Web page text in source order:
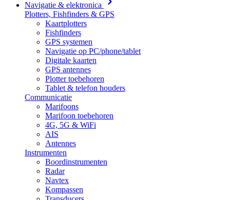
Navigatie & elektronica
Plotters, Fishfinders & GPS
Kaartplotters
Fishfinders
GPS systemen
Navigatie op PC/phone/tablet
Digitale kaarten
GPS antennes
Plotter toebehoren
Tablet & telefon houders
Communicatie
Marifoons
Marifoon toebehoren
4G, 5G & WiFi
AIS
Antennes
Instrumenten
Boordinstrumenten
Radar
Navtex
Kompassen